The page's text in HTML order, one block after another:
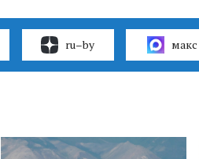
ru–by макс